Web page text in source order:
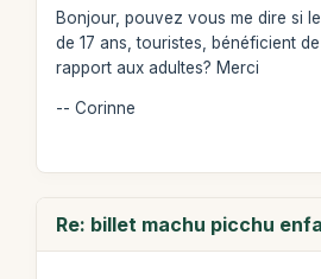
Bonjour, pouvez vous me dire si
de 17 ans, touristes, bénéficient
rapport aux adultes? Merci
-- Corinne
Re: billet machu picchu